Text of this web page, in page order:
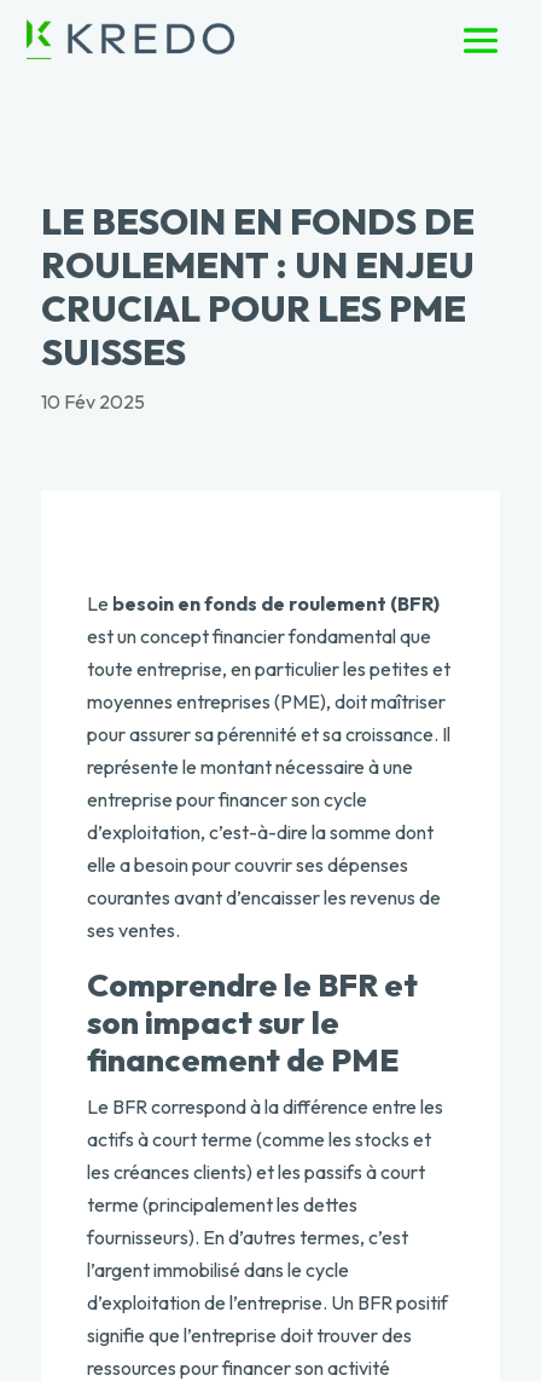
LE BESOIN EN FONDS DE
ROULEMENT : UN ENJEU
CRUCIAL POUR LES PME
SUISSES
10 Fév 2025
Le besoin en fonds de roulement (BFR)
est un concept financier fondamental que
toute entreprise, en particulier les petites et
moyennes entreprises (PME), doit maîtriser
pour assurer sa pérennité et sa croissance. Il
représente le montant nécessaire à une
entreprise pour financer son cycle
d’exploitation, c’est-à-dire la somme dont
elle a besoin pour couvrir ses dépenses
courantes avant d’encaisser les revenus de
ses ventes.
Comprendre le BFR et
son impact sur le
financement de PME
Le BFR correspond à la différence entre les
actifs à court terme (comme les stocks et
les créances clients) et les passifs à court
terme (principalement les dettes
fournisseurs). En d’autres termes, c’est
l’argent immobilisé dans le cycle
d’exploitation de l’entreprise. Un BFR positif
signifie que l’entreprise doit trouver des
ressources pour financer son activité